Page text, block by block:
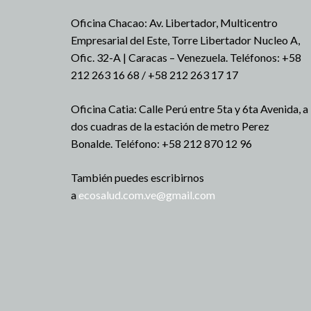
Oficina Chacao: Av. Libertador, Multicentro
Empresarial del Este, Torre Libertador Nucleo A,
Ofic. 32-A | Caracas – Venezuela. Teléfonos: +58
212 263 16 68 / +58 212 263 17 17
Oficina Catia: Calle Perú entre 5ta y 6ta Avenida, a
dos cuadras de la estación de metro Perez
Bonalde. Teléfono: +58 212 870 12 96
También puedes escribirnos
a ecosalud.com.ve@gmail.com